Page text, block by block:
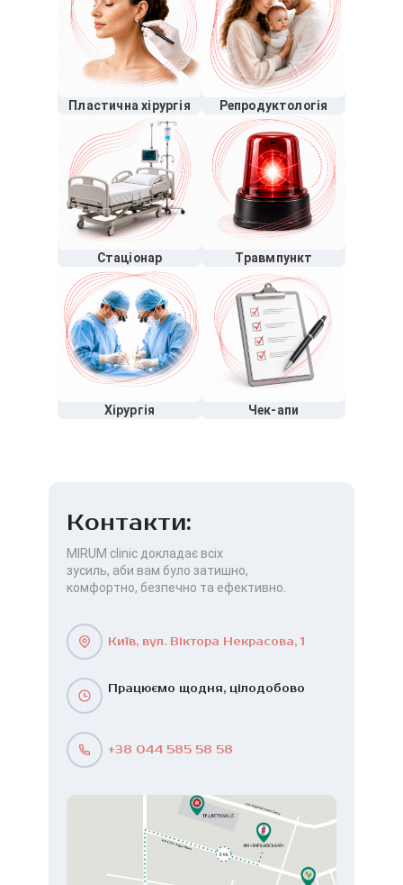
Пластична хірургія Репродуктологія
Стаціонар Травмпункт
Хірургія Чек-апи
Контакти:
MIRUM clinic докладає всіх
зусиль, аби вам було затишно,
комфортно, безпечно та ефективно.
Київ, вул. Віктора Некрасова, 1
Працюємо щодня, цілодобово
+38 044 585 58 58